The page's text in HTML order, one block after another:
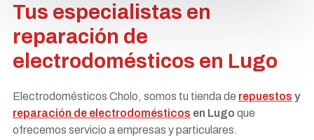
Tus especialistas en
reparación de
electrodomésticos en Lugo
Electrodomésticos Cholo, somos tu tienda de repuestos y
reparación de electrodomésticos en Lugo que
ofrecemos servicio a empresas y particulares.